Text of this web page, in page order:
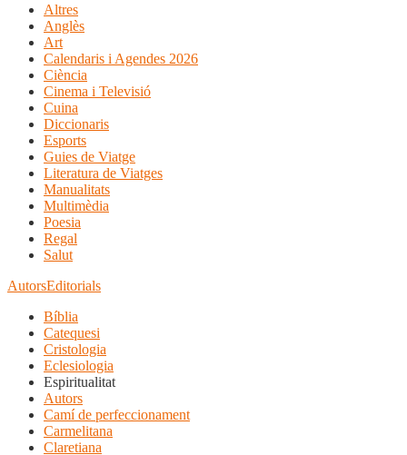
Altres
Anglès
Art
Calendaris i Agendes 2026
Ciència
Cinema i Televisió
Cuina
Diccionaris
Esports
Guies de Viatge
Literatura de Viatges
Manualitats
Multimèdia
Poesia
Regal
Salut
AutorsEditorials
Bíblia
Catequesi
Cristologia
Eclesiologia
Espiritualitat
Autors
Camí de perfeccionament
Carmelitana
Claretiana